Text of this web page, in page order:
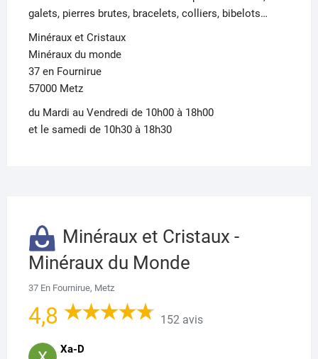
galets, pierres brutes, bracelets, colliers, bibelots…
Minéraux et Cristaux
Minéraux du monde
37 en Fournirue
57000 Metz
du Mardi au Vendredi de 10h00 à 18h00
et le samedi de 10h30 à 18h30
Minéraux et Cristaux -
Minéraux du Monde
37 En Fournirue, Metz
4,8 152 avis
Xa-D